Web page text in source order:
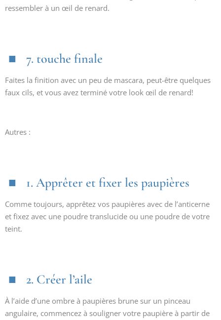
ressembler à un œil de renard.
7. touche finale
Faites la finition avec un peu de mascara, peut-être quelques
faux cils, et vous avez terminé votre look œil de renard!
Autres :
1. Apprêter et fixer les paupières
Comme toujours, apprêtez vos paupières avec de l’anticerne
et fixez avec une poudre translucide ou une poudre de votre
teint.
2. Créer l’aile
À l’aide d’une ombre à paupières brune sur un pinceau
angulaire, commencez à souligner votre paupière à partir de